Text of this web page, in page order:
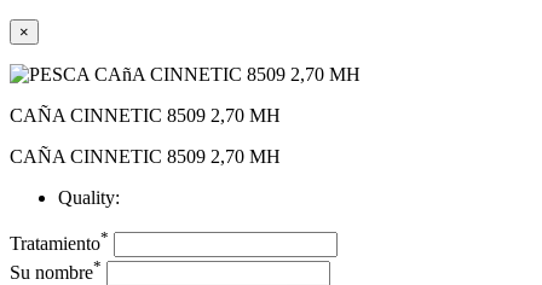
×
CAÑA CINNETIC 8509 2,70 MH
CAÑA CINNETIC 8509 2,70 MH
Quality:
Tratamiento*
Su nombre*